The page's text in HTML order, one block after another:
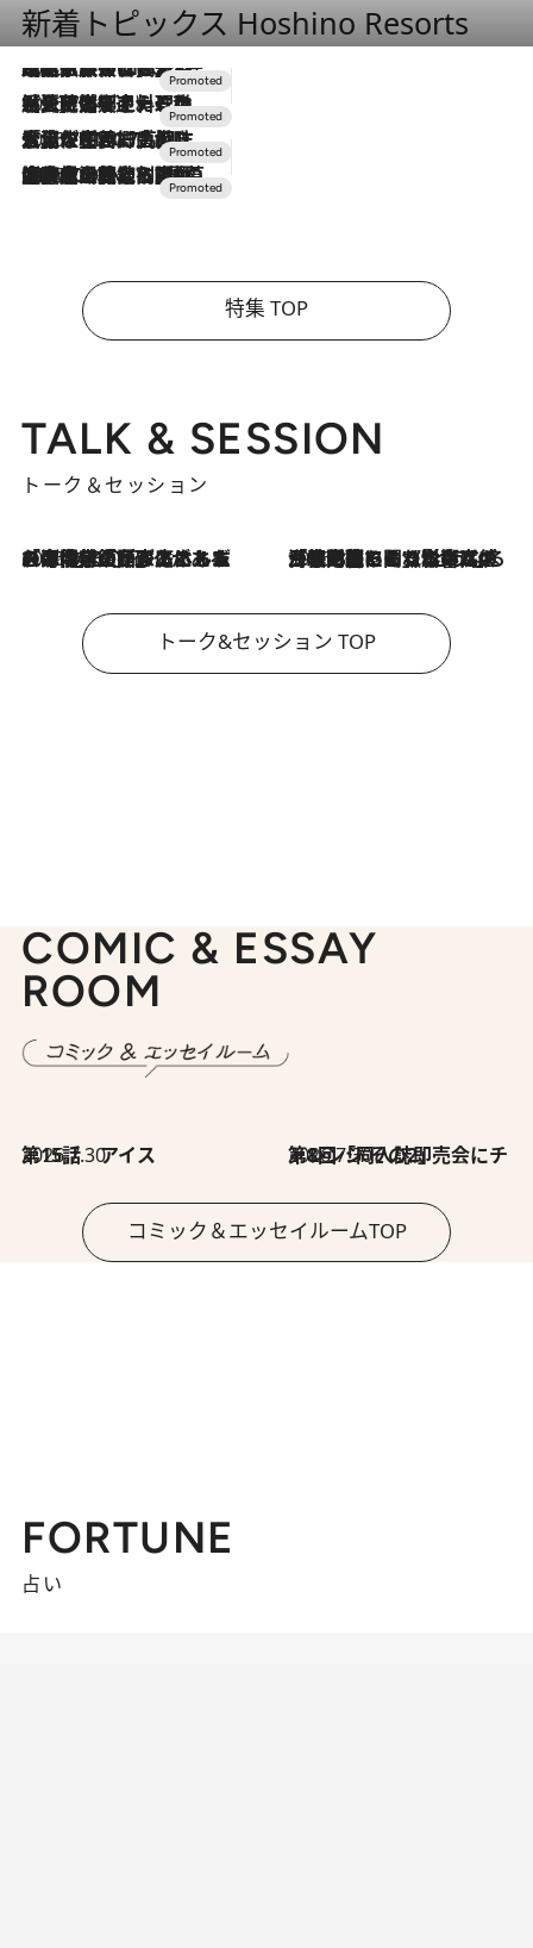
新着トピックス Hoshino Resorts
2026.7.31
【ホテル帰省】という選択肢をOMOが提案。家族とほどよい距離を保つには「昼は実家、夜は気兼ねなくホテルで！」
2026.7.24
【夏限定ディナーコース】旬を迎える稚鮎や花ズッキーニなどをイタリア・トスカーナの郷土料理の手法で満喫！
2026.7.17
「土佐和ハーブかき氷」がOMO7高知に登場！生姜、山椒、大葉など目にも舌にも涼を呼ぶ郷土の味
2026.7.10
NEW OPEN！【界 草津】名湯の地に誕生。趣の異なる2種の温泉と上州ならではの会席・蕎麦割烹など美食を味わう究極の癒やし旅
特集 TOP
TALK & SESSION
トーク＆セッション
2026.8.3
「今後値上げがあるとすれば…」「リスクがあるのは今年の冬」エネルギー専門家が語る、ホルムズ海峡封鎖が家庭にもたらす“ある心配” 2026.8.3
「住宅建てられない…」「サーチャージ料の高値が続いている」ホルムズ海峡封鎖による影響はいつまで続く？《エネルギー専門家に聞く“どうなる日本の暮らし”》
トーク&セッション TOP
COMIC & ESSAY
ROOM
2026.7.30
第15話 アイス 2026.7.30
第8回「同人誌即売会にチャレンジ その2」
コミック＆エッセイルームTOP
FORTUNE
占い